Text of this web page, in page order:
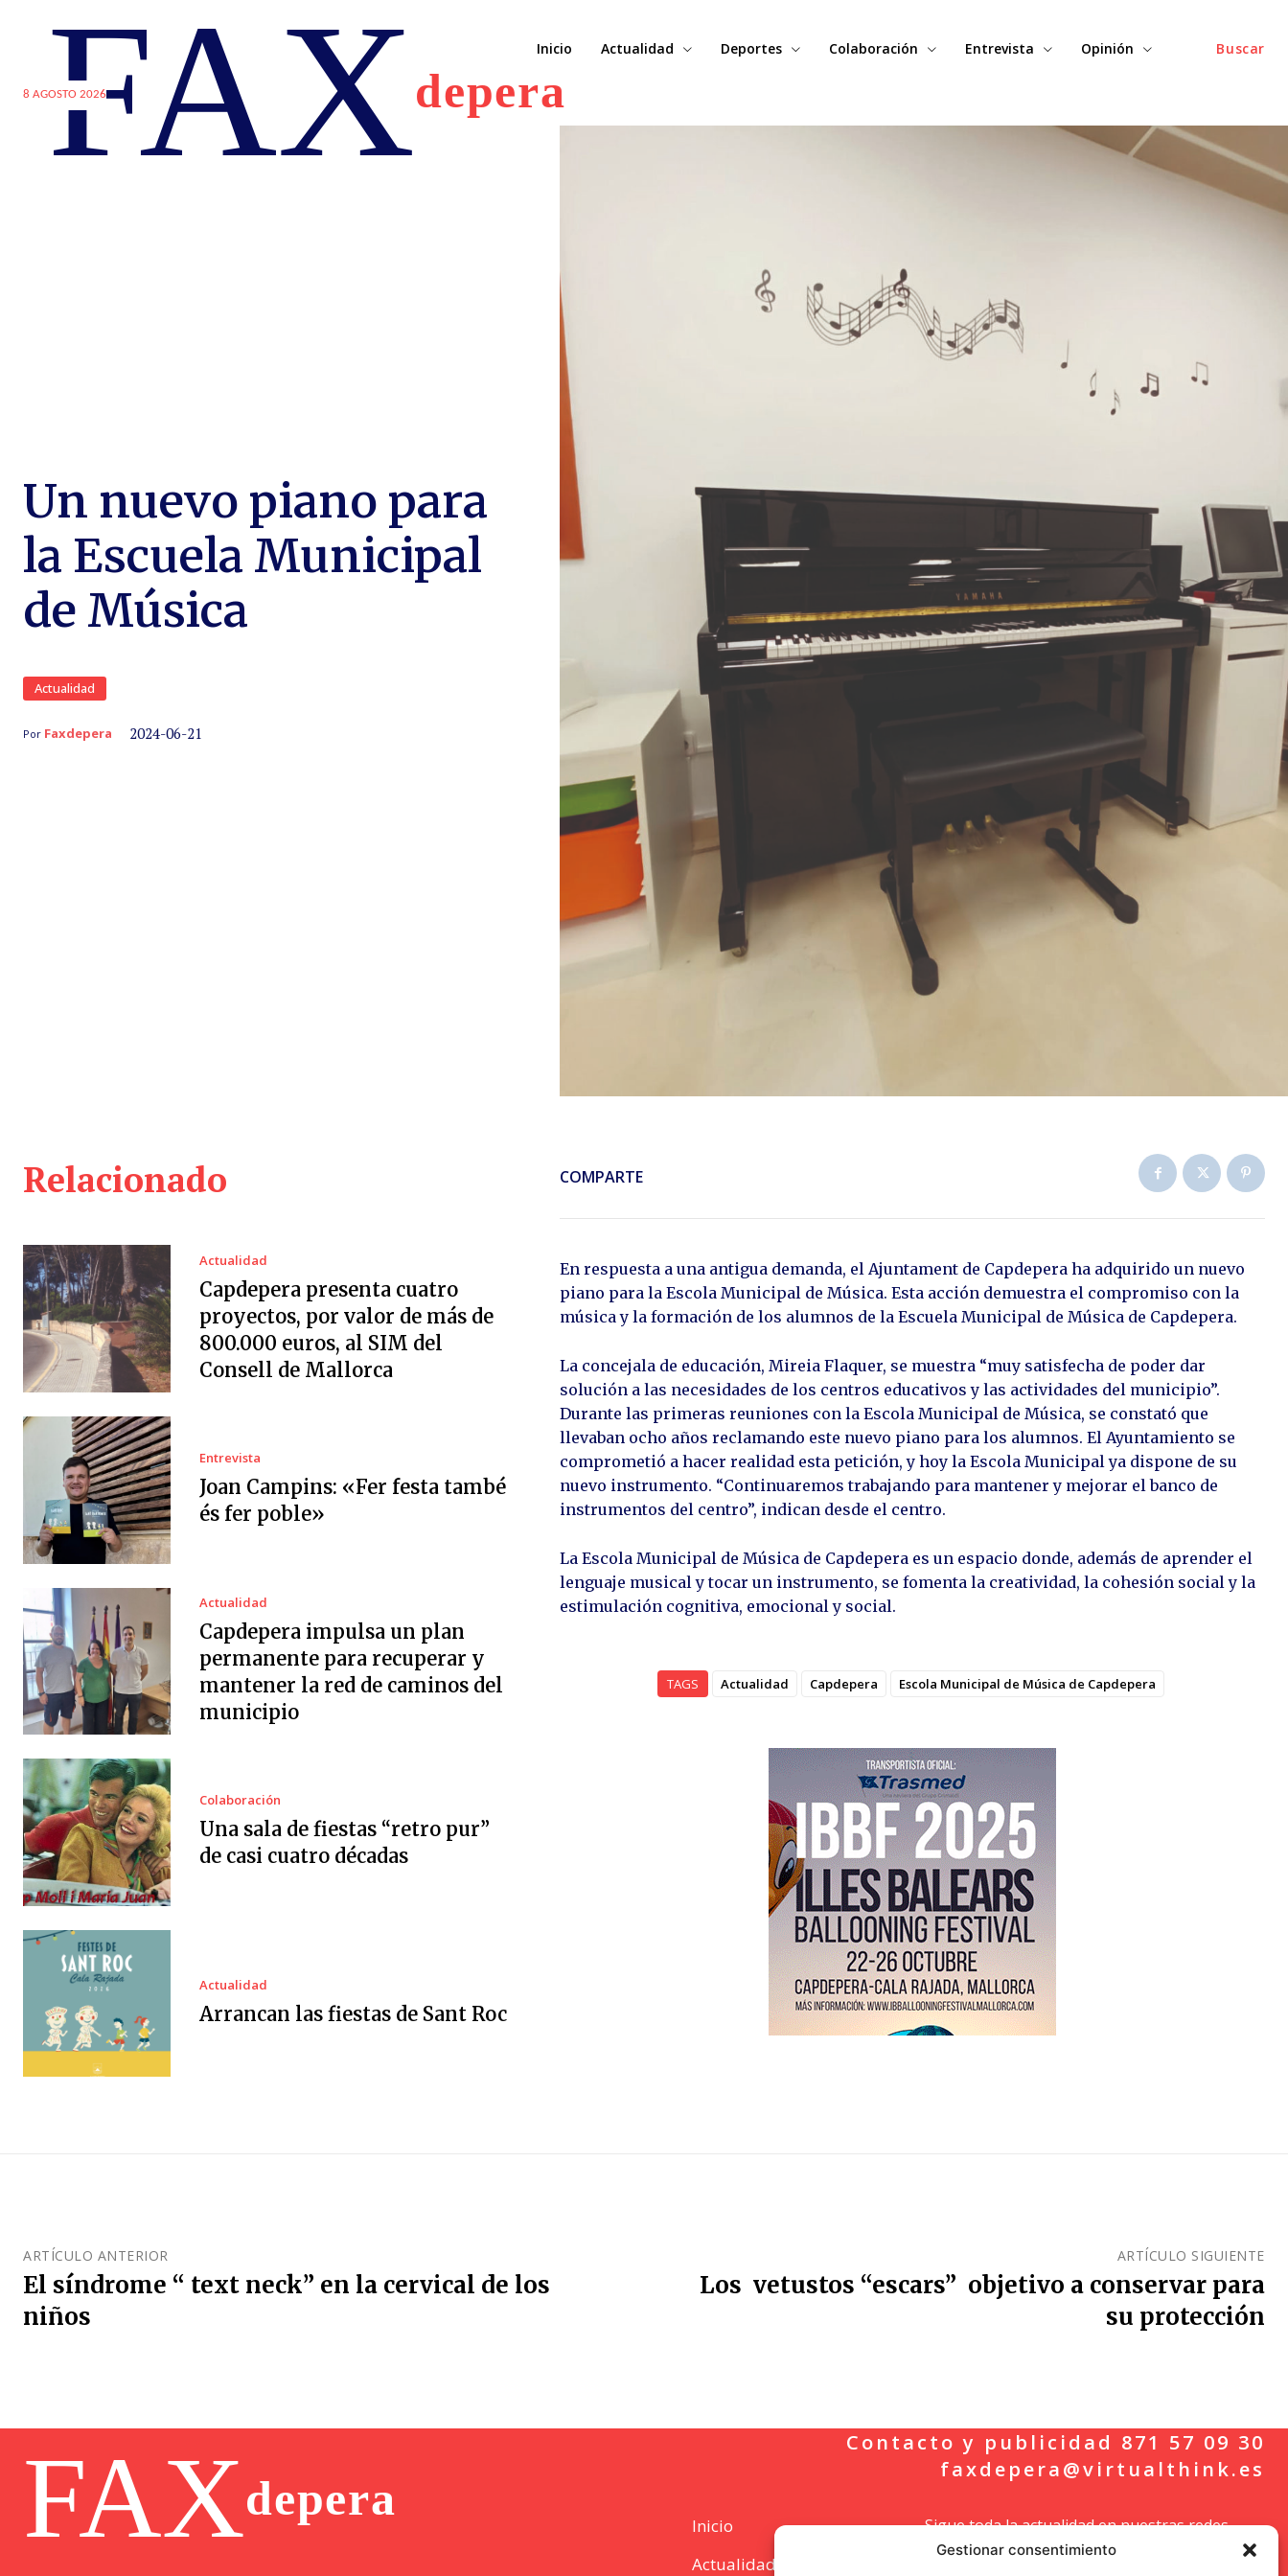
Gestionar consentimiento
8 AGOSTO 2026
FAXdepera
Buscar
Inicio Actualidad Deportes Colaboración Entrevista Opinión
Un nuevo piano para
la Escuela Municipal
de Música
Actualidad
Por Faxdepera 2024-06-21
Relacionado
Actualidad
Capdepera presenta cuatro
proyectos, por valor de más de
800.000 euros, al SIM del
Consell de Mallorca
Entrevista
Joan Campins: «Fer festa també
és fer poble»
Actualidad
Capdepera impulsa un plan
permanente para recuperar y
mantener la red de caminos del
municipio
Colaboración
Una sala de fiestas “retro pur”
de casi cuatro décadas
Actualidad
Arrancan las fiestas de Sant Roc
COMPARTE
En respuesta a una antigua demanda, el Ajuntament de Capdepera ha adquirido un nuevo
piano para la Escola Municipal de Música. Esta acción demuestra el compromiso con la
música y la formación de los alumnos de la Escuela Municipal de Música de Capdepera.
La concejala de educación, Mireia Flaquer, se muestra “muy satisfecha de poder dar
solución a las necesidades de los centros educativos y las actividades del municipio”.
Durante las primeras reuniones con la Escola Municipal de Música, se constató que
llevaban ocho años reclamando este nuevo piano para los alumnos. El Ayuntamiento se
comprometió a hacer realidad esta petición, y hoy la Escola Municipal ya dispone de su
nuevo instrumento. “Continuaremos trabajando para mantener y mejorar el banco de
instrumentos del centro”, indican desde el centro.
La Escola Municipal de Música de Capdepera es un espacio donde, además de aprender el
lenguaje musical y tocar un instrumento, se fomenta la creatividad, la cohesión social y la
estimulación cognitiva, emocional y social.
TAGS Actualidad Capdepera Escola Municipal de Música de Capdepera
ARTÍCULO ANTERIOR
El síndrome “ text neck” en la cervical de los
niños
ARTÍCULO SIGUIENTE
Los vetustos “escars” objetivo a conservar para
su protección
FAXdepera
Contacto y publicidad 871 57 09 30
faxdepera@virtualthink.es
Inicio
Actualidad
Sigue toda la actualidad en nuestras redes
sociales.